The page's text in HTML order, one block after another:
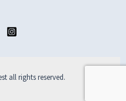
all rights reserved.